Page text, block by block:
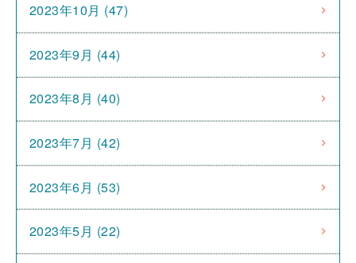
2023年10月 (47)
2023年9月 (44)
2023年8月 (40)
2023年7月 (42)
2023年6月 (53)
2023年5月 (22)